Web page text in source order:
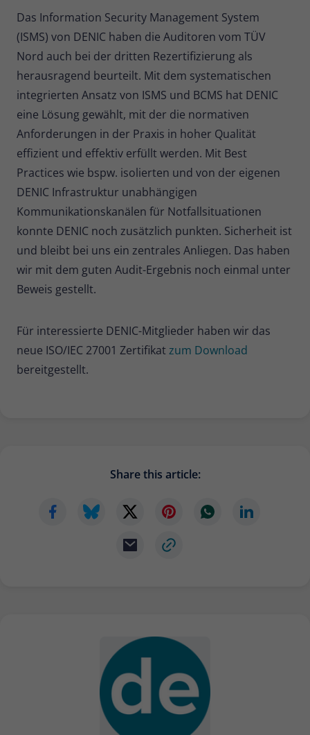
Das Information Security Management System
(ISMS) von DENIC haben die Auditoren vom TÜV
Nord auch bei der dritten Rezertifizierung als
herausragend beurteilt. Mit dem systematischen
integrierten Ansatz von ISMS und BCMS hat DENIC
eine Lösung gewählt, mit der die normativen
Anforderungen in der Praxis in hoher Qualität
effizient und effektiv erfüllt werden. Mit Best
Practices wie bspw. isolierten und von der eigenen
DENIC Infrastruktur unabhängigen
Kommunikationskanälen für Notfallsituationen
konnte DENIC noch zusätzlich punkten. Sicherheit ist
und bleibt bei uns ein zentrales Anliegen. Das haben
wir mit dem guten Audit-Ergebnis noch einmal unter
Beweis gestellt.
Für interessierte DENIC-Mitglieder haben wir das
neue ISO/IEC 27001 Zertifikatzum Download
bereitgestellt.
Share this article: